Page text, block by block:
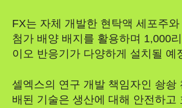
FX는 자체 개발한 현탁액 세포주
첨가 배양 배지를 활용하며 1,000
이오 반응기가 다양하게 설치될 예
셀엑스의 연구 개발 책임자인 솽솽
배된 기술은 생산에 대해 안전하고